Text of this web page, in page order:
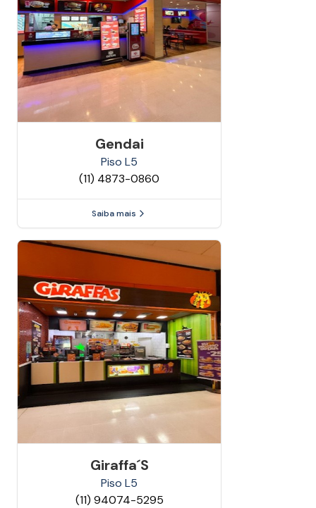
Gendai
Piso L5
(11) 4873-0860
Saiba mais
Giraffa´s
Piso L5
(11) 94074-5295